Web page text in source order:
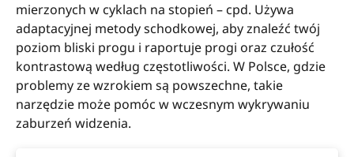
mierzonych w cyklach na stopień – cpd. Używa
adaptacyjnej metody schodkowej, aby znaleźć twój
poziom bliski progu i raportuje progi oraz czułość
kontrastową według częstotliwości. W Polsce, gdzie
problemy ze wzrokiem są powszechne, takie
narzędzie może pomóc w wczesnym wykrywaniu
zaburzeń widzenia.